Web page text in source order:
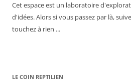
Cet espace est un laboratoire
d'idées. Alors si vous passez par là,
touchez à rien ...
LE COIN REPTILIEN